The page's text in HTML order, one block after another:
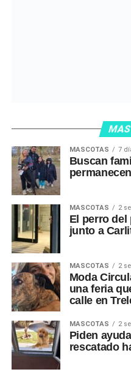
MASCOTAS 7
Buscan
MASCOTAS 2
El perro
junto a
MASCOTAS 2
Moda
una feria
calle en
MASCOTAS 2
Piden
rescatado